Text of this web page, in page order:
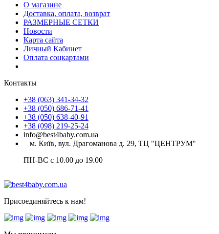
О магазине
Доставка, оплата, возврат
РАЗМЕРНЫЕ СЕТКИ
Новости
Карта сайта
Личный Кабинет
Оплата соцкартами
Контакты
+38 (063) 341-34-32
+38 (050) 686-71-41
+38 (050) 638-40-91
+38 (098) 219-25-24
info@best4baby.com.ua
м. Київ, вул. Драгоманова д. 29, ТЦ "ЦЕНТРУМ"
ПН-ВС с 10.00 до 19.00
Присоединяйтесь к нам!